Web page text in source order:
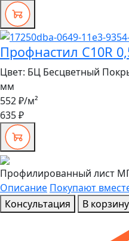
Профнастил C10R
Цвет: БЦ Бесцветный
мм
552 ₽/м²
635 ₽
Профилированный лист
Описание Покупают
Консультация
В корзину